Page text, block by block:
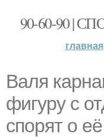
90-60-90 |
главная
Валя
фигуру с
спорят о